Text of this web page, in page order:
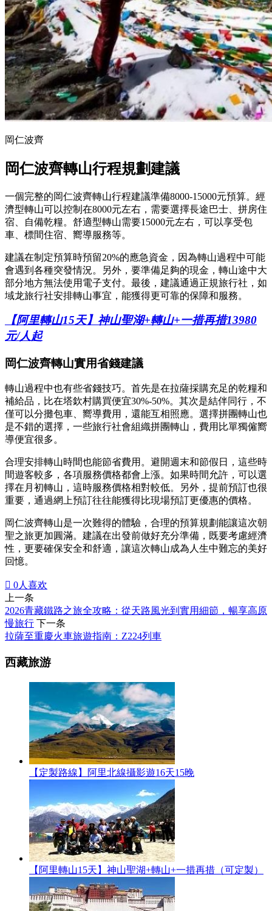
岡仁波齊
岡仁波齊轉山行程規劃建議
一個完整的岡仁波齊轉山行程建議準備8000-15000元預算。經
濟型轉山可以控制在8000元左右，需要選擇長途巴士、拼房住
宿、自備乾糧。舒適型轉山需要15000元左右，可以享受包
車、標間住宿、嚮導服務等。
建議在制定預算時預留20%的應急資金，因為轉山過程中可能
會遇到各種突發情況。另外，要準備足夠的現金，轉山途中大
部分地方無法使用電子支付。最後，建議通過正規旅行社，如
域龙旅行社安排轉山事宜，能獲得更可靠的保障和服務。
【阿里轉山15天】神山聖湖+轉山+一措再措13980
元/人起
岡仁波齊轉山實用省錢建議
轉山過程中也有些省錢技巧。首先是在拉薩採購充足的乾糧和
補給品，比在塔欽村購買便宜30%-50%。其次是結伴同行，不
僅可以分攤包車、嚮導費用，還能互相照應。選擇拼團轉山也
是不錯的選擇，一些旅行社會組織拼團轉山，費用比單獨僱嚮
導便宜很多。
合理安排轉山時間也能節省費用。避開週末和節假日，這些時
間遊客較多，各項服務價格都會上漲。如果時間允許，可以選
擇在月初轉山，這時服務價格相對較低。另外，提前預訂也很
重要，通過網上預訂往往能獲得比現場預訂更優惠的價格。
岡仁波齊轉山是一次難得的體驗，合理的預算規劃能讓這次朝
聖之旅更加圓滿。建議在出發前做好充分準備，既要考慮經濟
性，更要確保安全和舒適，讓這次轉山成為人生中難忘的美好
回憶。
 0人喜欢
上一条
2026青藏鐵路之旅全攻略：從天路風光到實用細節，暢享高原
慢旅行 下一条
拉薩至重慶火車旅遊指南：Z224列車
西藏旅游
【定製路線】阿里北線攝影遊16天15晚
【阿里轉山15天】神山聖湖+轉山+一措再措（可定製）